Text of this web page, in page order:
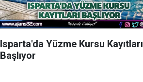
Isparta'da Yüzme Kursu Kayıtları
Başlıyor